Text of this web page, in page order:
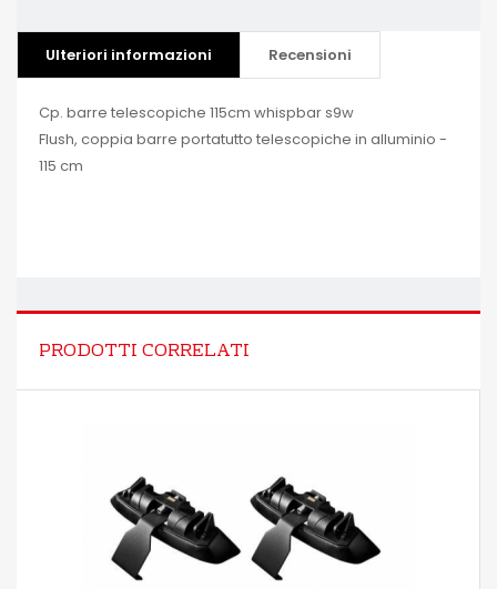
Ulteriori informazioni Recensioni
Cp. barre telescopiche 115cm whispbar s9w
Flush, coppia barre portatutto telescopiche in alluminio -
115 cm
PRODOTTI CORRELATI